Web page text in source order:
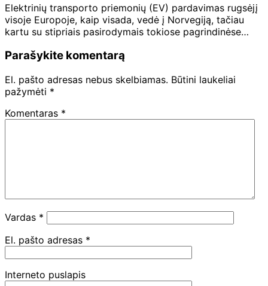
Elektrinių transporto priemonių (EV) pardavimas rugsėjį
visoje Europoje, kaip visada, vedė į Norvegiją, tačiau
kartu su stipriais pasirodymais tokiose pagrindinėse…
Parašykite komentarą
El. pašto adresas nebus skelbiamas. Būtini laukeliai
pažymėti *
Komentaras *
Vardas *
El. pašto adresas *
Interneto puslapis